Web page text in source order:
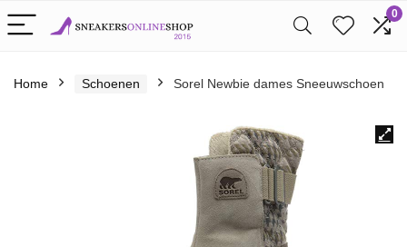
0
Home Schoenen Sorel Newbie dames Sneeuwschoen